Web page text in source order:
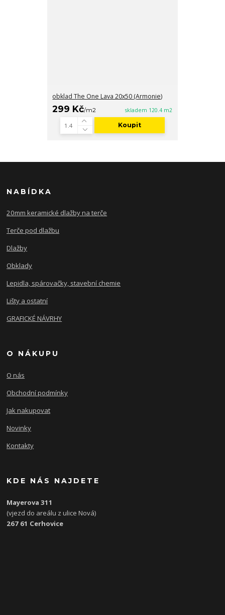
obklad The One Lava 20x50 (Armonie)
299 Kč/m2 skladem 120.4 m2
Koupit
NABÍDKA
20mm keramické dlažby na terče
Terče pod dlažbu
Dlažby
Obklady
Lepidla, spárovačky, stavební chemie
Lišty a ostatní
GRAFICKÉ NÁVRHY
O NÁKUPU
O nás
Obchodní podmínky
Jak nakupovat
Novinky
Kontakty
KDE NÁS NAJDETE
Mayerova 311
(vjezd do areálu z ulice Nová)
267 61 Cerhovice